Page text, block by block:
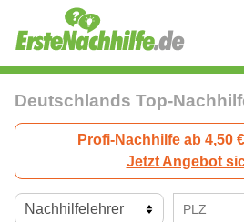
Deutschlands Top-
Profi-Nachhilfe ab 4,50
Jetzt Angebot